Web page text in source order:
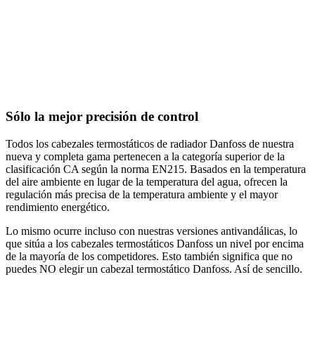
Sólo la mejor precisión de control
Todos los cabezales termostáticos de radiador Danfoss de nuestra
nueva y completa gama pertenecen a la categoría superior de la
clasificación CA según la norma EN215. Basados en la temperatura
del aire ambiente en lugar de la temperatura del agua, ofrecen la
regulación más precisa de la temperatura ambiente y el mayor
rendimiento energético.
Lo mismo ocurre incluso con nuestras versiones antivandálicas, lo
que sitúa a los cabezales termostáticos Danfoss un nivel por encima
de la mayoría de los competidores. Esto también significa que no
puedes NO elegir un cabezal termostático Danfoss. Así de sencillo.